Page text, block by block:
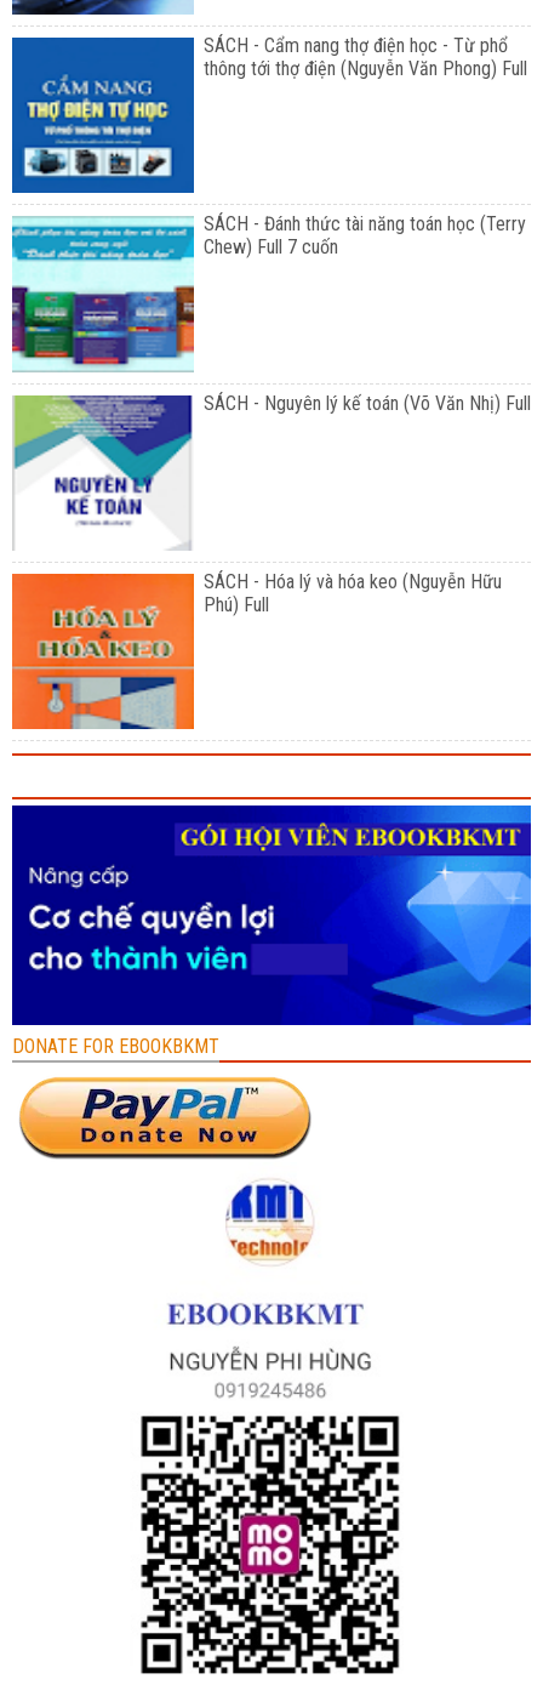
SÁCH - Cẩm nang thợ điện học - Từ phổ
thông tới thợ điện (Nguyễn Văn Phong) Full
SÁCH - Đánh thức tài năng toán học (Terry
Chew) Full 7 cuốn
SÁCH - Nguyên lý kế toán (Võ Văn Nhị) Full
SÁCH - Hóa lý và hóa keo (Nguyễn Hữu
Phú) Full
DONATE FOR EBOOKBKMT